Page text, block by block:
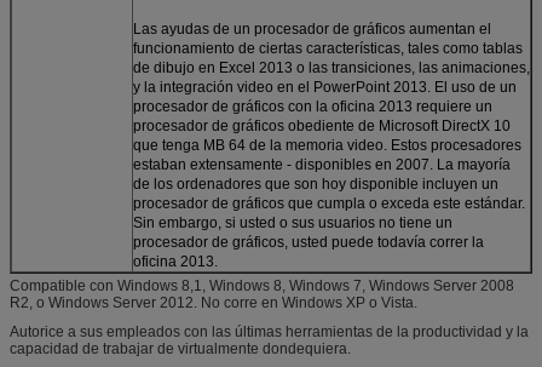
Las ayudas de un procesador de gráficos aumentan el
funcionamiento de ciertas características, tales como tablas
de dibujo en Excel 2013 o las transiciones, las animaciones,
y la integración video en el PowerPoint 2013. El uso de un
procesador de gráficos con la oficina 2013 requiere un
procesador de gráficos obediente de Microsoft DirectX 10
que tenga MB 64 de la memoria video. Estos procesadores
estaban extensamente - disponibles en 2007. La mayoría
de los ordenadores que son hoy disponible incluyen un
procesador de gráficos que cumpla o exceda este estándar.
Sin embargo, si usted o sus usuarios no tiene un
procesador de gráficos, usted puede todavía correr la
oficina 2013.
Compatible con Windows 8,1, Windows 8, Windows 7, Windows Server 2008
R2, o Windows Server 2012. No corre en Windows XP o Vista.
Autorice a sus empleados con las últimas herramientas de la productividad y la
capacidad de trabajar de virtualmente dondequiera.